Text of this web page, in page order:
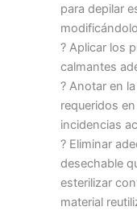
para depilar
? Aplicar los
calmantes
? Anotar en
requeridos
incidencias
? Eliminar
desechable
esterilizar
material